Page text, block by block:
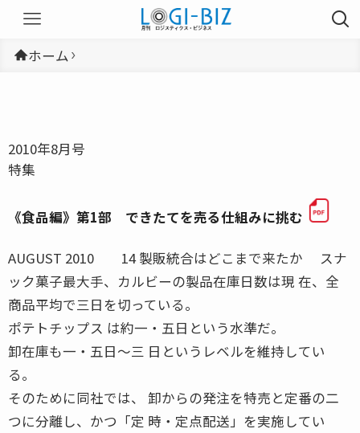
ホーム
2010年8月号
特集
《食品編》第1部 できたてを売る仕組みに挑む
AUGUST 2010 14 製販統合はどこまで来たか スナ
ック菓子最大手、カルビーの製品在庫日数は現 在、全
商品平均で三日を切っている。
ポテトチップス は約一・五日という水準だ。
卸在庫も一・五日〜三 日というレベルを維持してい
る。
そのために同社では、 卸からの発注を特売と定番の二
つに分離し、かつ「定 時・定点配送」を実施してい